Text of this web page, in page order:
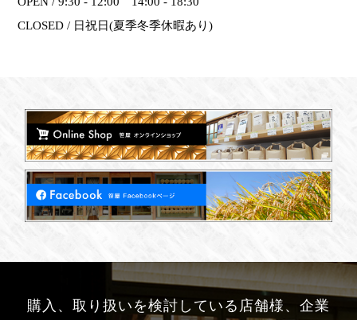
CLOSED / 日祝日(夏季冬季休暇あり)
購入、取り扱いを検討している 店舗様、企業